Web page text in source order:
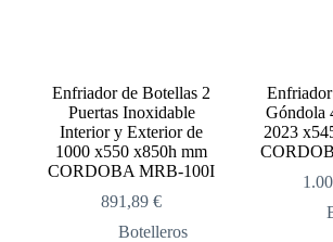
Enfriador de Botellas 2
Puertas Inoxidable
Interior y Exterior de
1000 x550 x850h mm
CORDOBA MRB-100I
891,89€
Botelleros
Góndola
2023